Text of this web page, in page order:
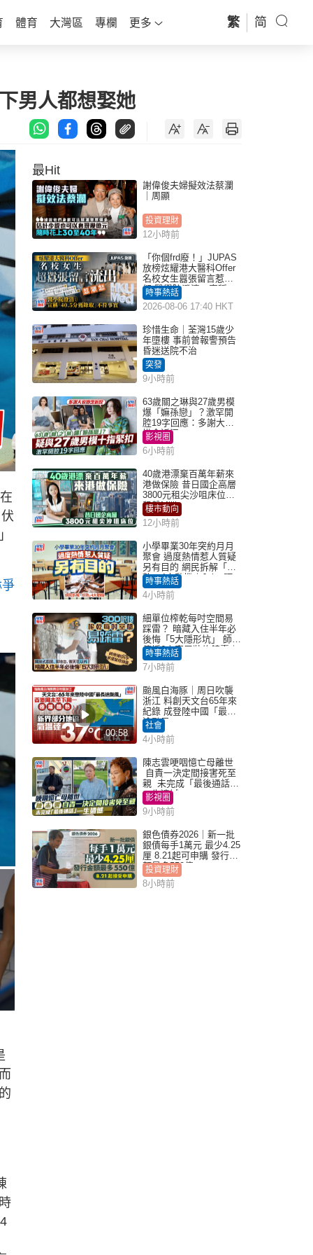
體育 大灣區 專欄 更多 繁 简
男人都想娶她
最Hit
謝偉俊夫婦擬效法蔡瀾
｜周顯
投資理財
12小時前
「你個frd廢！」JUPAS
放榜炫耀港大醫科Offer
名校女生囂張留言惹眾
怒 醫學院澄清：宣稱
「40.5分獲錄取」不符事
實｜Juicy叮
時事熱話
2026-08-06 17:40 HKT
珍惜生命｜荃灣15歲少
年墮樓 事前曾報警預告
昏迷送院不治
突發
9小時前
63歲關之琳與27歲男模
爆「嫲孫戀」？激罕開
腔19字回應：多謝大家
掛念近況
影視圈
6小時前
40歲港漂棄百萬年薪來
港做保險 昔日國企高層
3800元租尖沙咀床位｜
租盤Million
樓市動向
12小時前
小學畢業30年突約月月
聚會 過度熱情惹人質疑
另有目的 網民拆解「扮
熟」4大動機｜Juicy叮
時事熱話
4小時前
細單位榨乾每吋空間易
踩雷？ 暗藏入住半年必
後悔「5大隱形坑」 師傅
傳授6字家居裝修錦囊｜
Juicy叮
時事熱話
7小時前
00:58
颱風白海豚｜周日吹襲
浙江 料創天文台65年來
紀錄 成登陸中國「最長
途颱風」
社會
4小時前
陳志雲哽咽憶亡母離世
自責一決定間接害死至
親 未完成「最後通話」
一生遺憾
影視圈
9小時前
銀色債券2026｜新一批
銀債每手1萬元 最少4.25
厘 8.21起可申購 發行金
額最多550億
投資理財
8小時前